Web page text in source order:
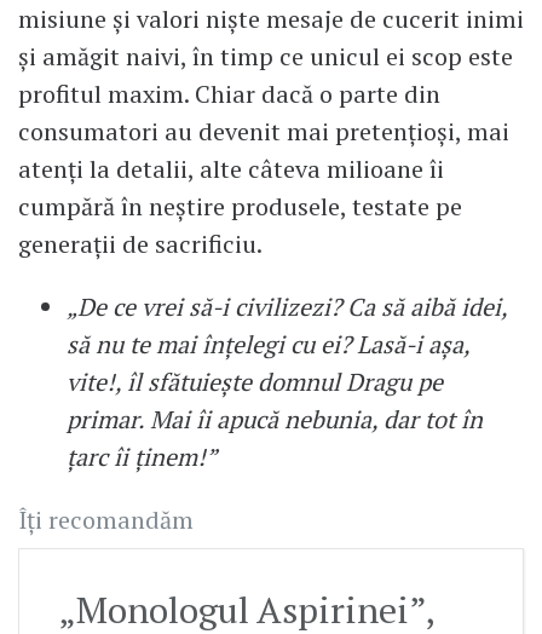
misiune și valori niște mesaje de cucerit inimi
și amăgit naivi, în timp ce unicul ei scop este
profitul maxim. Chiar dacă o parte din
consumatori au devenit mai pretențioși, mai
atenți la detalii, alte câteva milioane îi
cumpără în neștire produsele, testate pe
generații de sacrificiu.
„De ce vrei să-i civilizezi? Ca să aibă idei,
să nu te mai înțelegi cu ei? Lasă-i așa,
vite!, îl sfătuiește domnul Dragu pe
primar. Mai îi apucă nebunia, dar tot în
țarc îi ținem!”
Îți recomandăm
„Monologul Aspirinei”,